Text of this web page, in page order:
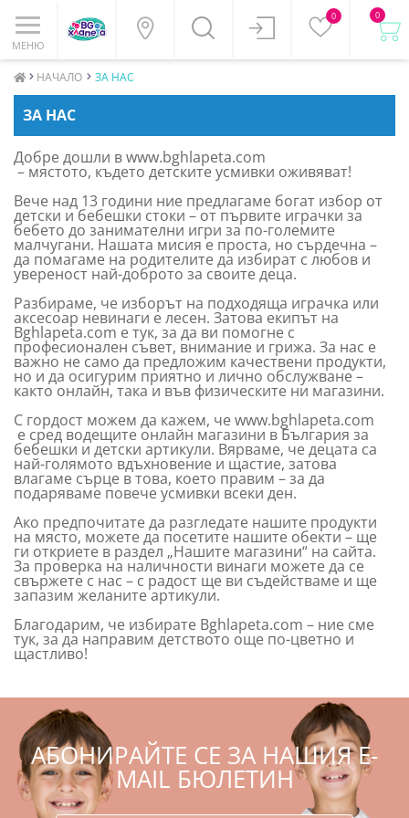
МЕНЮ
0 0
НАЧАЛО ЗА НАС
ЗА НАС
Добре дошли в www.bghlapeta.com
– мястото, където детските усмивки оживяват!
Вече над 13 години ние предлагаме богат избор от
детски и бебешки стоки – от първите играчки за
бебето до занимателни игри за по-големите
малчугани. Нашата мисия е проста, но сърдечна –
да помагаме на родителите да избират с любов и
увереност най-доброто за своите деца.
Разбираме, че изборът на подходяща играчка или
аксесоар невинаги е лесен. Затова екипът на
Bghlapeta.com е тук, за да ви помогне с
професионален съвет, внимание и грижа. За нас е
важно не само да предложим качествени продукти,
но и да осигурим приятно и лично обслужване –
както онлайн, така и във физическите ни магазини.
С гордост можем да кажем, че www.bghlapeta.com
е сред водещите онлайн магазини в България за
бебешки и детски артикули. Вярваме, че децата са
най-голямото вдъхновение и щастие, затова
влагаме сърце в това, което правим – за да
подаряваме повече усмивки всеки ден.
Ако предпочитате да разгледате нашите продукти
на място, можете да посетите нашите обекти – ще
ги откриете в раздел „Нашите магазини“ на сайта.
За проверка на наличности винаги можете да се
свържете с нас – с радост ще ви съдействаме и ще
запазим желаните артикули.
Благодарим, че избирате Bghlapeta.com – ние сме
тук, за да направим детството още по-цветно и
щастливо!
АБОНИРАЙТЕ СЕ ЗА НАШИЯ E-
MAIL БЮЛЕТИН